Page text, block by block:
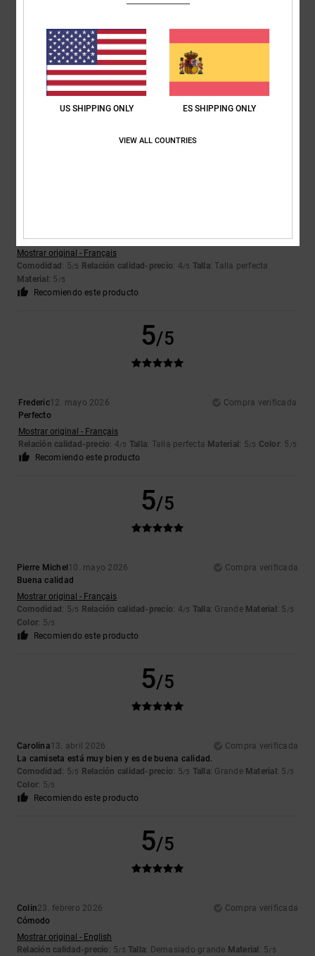
13. mayo 2026
Compra verificada
¡Porque es bonita y cómoda!
Mostrar original - Italiano
Comodidad: 5/5 Relación calidad-precio
Recomiendo este producto
Perfecto
Mostrar original - Français
Comodidad : 5/5 Relación calidad-precio: 4/5 Talla: Talla perfecta
Material : 5 /5
Recomiendo este producto
5/5
Frederic12. mayo 2026
Compra verificada
Perfecto
Mostrar original - Français
Relación calidad-precio: 4/5 Talla: Talla perfecta Material : 5/5 Color: 5 /5
Recomiendo este producto
5/5
Pierre Michel 10. mayo 2026
Compra verificada
Buena calidad
Mostrar original - Français
Comodidad : 5/5 Relación calidad-precio: 4/5 Talla: Grande Material : 5 /5
Color: 5/5
Recomiendo este producto
5/5
Carolina13. abril 2026
Compra verificada
La camiseta está muy bien y es de buena calidad.
Comodidad : 5/5 Relación calidad-precio: 5/5 Talla: Grande Material : 5 /5
Color: 5/5
Recomiendo este producto
5/5
Colin23. febrero 2026
Compra verificada
Cómodo
Mostrar original - English
Relación calidad-precio : 5/5 Talla: Demasiado grande Material : 5/5
US SHIPPING ONLY ES SHIPPING ONLY
VIEW ALL COUNTRIES